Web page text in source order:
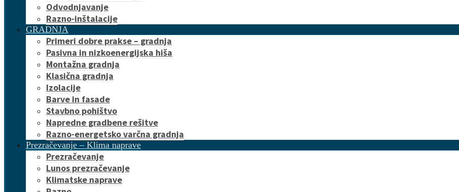
Odvodnjavanje
Razno-inštalacije
GRADNJA
Primeri dobre prakse – gradnja
Pasivna in nizkoenergijska hiša
Montažna gradnja
Klasična gradnja
Izolacije
Barve in fasade
Stavbno pohištvo
Napredne gradbene rešitve
Razno-energetsko varčna gradnja
Prezračevanje – Klima naprave
Prezračevanje
Lunos prezračevanje
Klimatske naprave